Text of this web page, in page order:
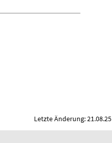
Letzte Änderung: 21.08.25